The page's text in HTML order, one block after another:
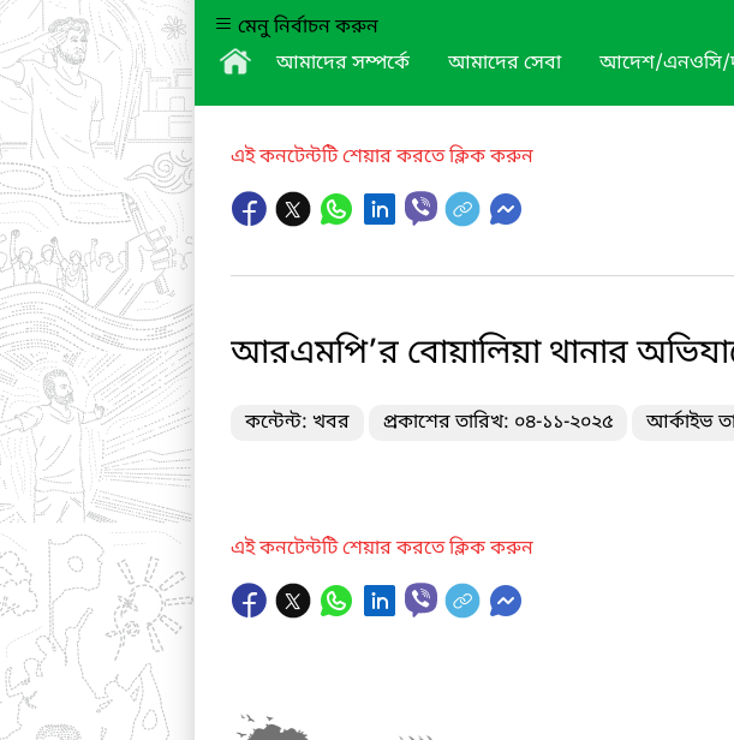
মেনু নির্বাচন করুন
আমাদের সম্পর্কে
আমাদের সেবা আদেশ/এনওসি/
এই কনটেন্টটি শেয়ার করতে ক্লিক করুন
আরএমপি’র বোয়ালিয়া থানার
কন্টেন্ট: খবর প্রকাশের তারিখ: ০৪-১১-২০২৫ আর্কাইভ
এই কনটেন্টটি শেয়ার করতে ক্লিক করুন